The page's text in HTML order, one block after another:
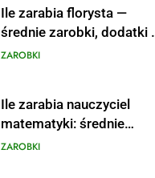
Ile zarabia florysta —
średnie zarobki, dodatki i
sposoby na podwyżkę
ZAROBKI
Ile zarabia nauczyciel
matematyki: średnie
zarobki, dodatki i
ZAROBKI